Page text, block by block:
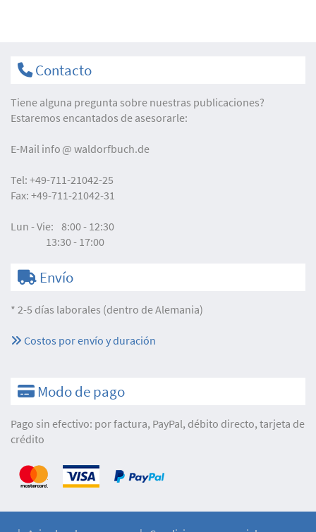
Contacto
Tiene alguna pregunta sobre nuestras publicaciones?
Estaremos encantados de asesorarle:
E-Mail info waldorfbuch.de
Tel: +49-711-21042-25
Fax: +49-711-21042-31
Lun - Vie: 8:00 - 12:30
13:30 - 17:00
Envío
* 2-5 días laborales (dentro de Alemania)
Costos por envío y duración
Modo de pago
Pago sin efectivo: por factura, PayPal, débito directo, tarjeta de
crédito